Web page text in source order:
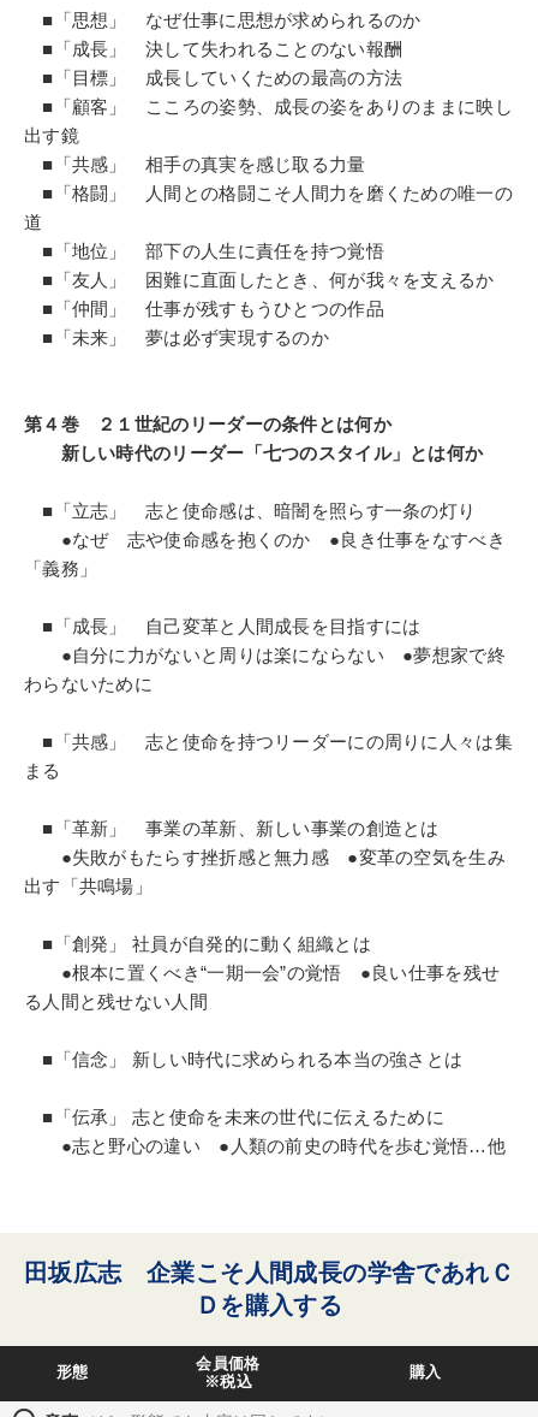
■「思想」 なぜ仕事に思想が求められるのか
■「成長」 決して失われることのない報酬
■「目標」 成長していくための最高の方法
■「顧客」 こころの姿勢、成長の姿をありのままに映し
出す鏡
■「共感」 相手の真実を感じ取る力量
■「格闘」 人間との格闘こそ人間力を磨くための唯一の
道
■「地位」 部下の人生に責任を持つ覚悟
■「友人」 困難に直面したとき、何が我々を支えるか
■「仲間」 仕事が残すもうひとつの作品
■「未来」 夢は必ず実現するのか
第４巻 ２１世紀のリーダーの条件とは何か
新しい時代のリーダー「七つのスタイル」とは何か
■「立志」 志と使命感は、暗闇を照らす一条の灯り
●なぜ 志や使命感を抱くのか ●良き仕事をなすべき
「義務」
■「成長」 自己変革と人間成長を目指すには
●自分に力がないと周りは楽にならない ●夢想家で終
わらないために
■「共感」 志と使命を持つリーダーにの周りに人々は集
まる
■「革新」 事業の革新、新しい事業の創造とは
●失敗がもたらす挫折感と無力感 ●変革の空気を生み
出す「共鳴場」
■「創発」 社員が自発的に動く組織とは
●根本に置くべき“一期一会”の覚悟 ●良い仕事を残せ
る人間と残せない人間
■「信念」 新しい時代に求められる本当の強さとは
■「伝承」 志と使命を未来の世代に伝えるために
●志と野心の違い ●人類の前史の時代を歩む覚悟…他
田坂広志 企業こそ人間成長の学舎であれＣ
Ｄを購入する
形態
会員価格
※税込
購入